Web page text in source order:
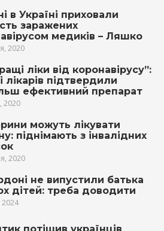
в Україні приховали
заражених
медиків – Ляшко
2020
ліки від коронавірусу”:
лікарів підтвердили
ефективний препарат
2020
можуть лікувати
піднімають з інвалідних
2020
не випустили батька
дітей: треба доводити
2024